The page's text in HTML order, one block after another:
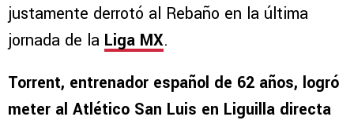
justamente derrotó al Rebaño en la última
jornada de la Liga MX.
Torrent, entrenador español de 62 años, logró
meter al Atlético San Luis en Liguilla directa